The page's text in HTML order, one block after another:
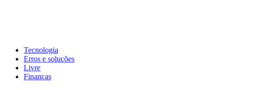
John-Henrique
Distribuindo conteúdo útil
Tecnologia
Erros e soluções
Livre
Finanças